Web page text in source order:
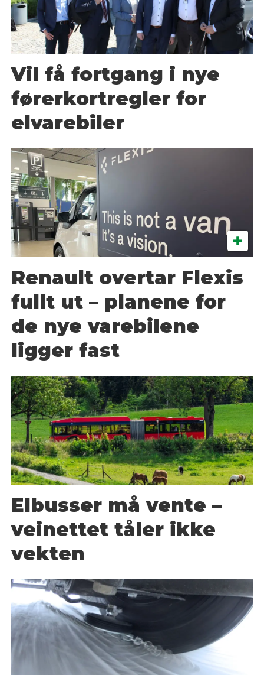
Vil få fortgang i nye
førerkortregler for
elvarebiler
Renault overtar Flexis
fullt ut – planene for
de nye varebilene
ligger fast
Elbusser må vente –
veinettet tåler ikke
vekten